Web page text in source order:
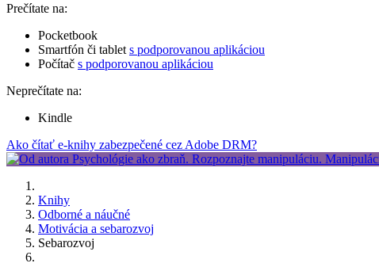
Prečítate na:
Pocketbook
Smartfón či tablet s podporovanou aplikáciou
Počítač s podporovanou aplikáciou
Neprečítate na:
Kindle
Ako čítať e-knihy zabezpečené cez Adobe DRM?
Knihy
Odborné a náučné
Motivácia a sebarozvoj
Sebarozvoj